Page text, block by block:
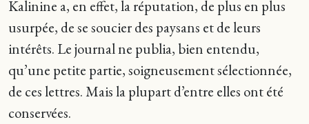
Kalinine a, en effet, la réputation, de plus en plus
usurpée, de se soucier des paysans et de leurs
intérêts. Le journal ne publia, bien entendu,
qu’une petite partie, soigneusement sélectionnée,
de ces lettres. Mais la plupart d’entre elles ont été
conservées.